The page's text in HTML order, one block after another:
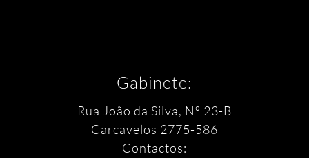
Gabinete:
Rua João da Silva, Nº 23-B
Carcavelos 2775-586
Contactos: